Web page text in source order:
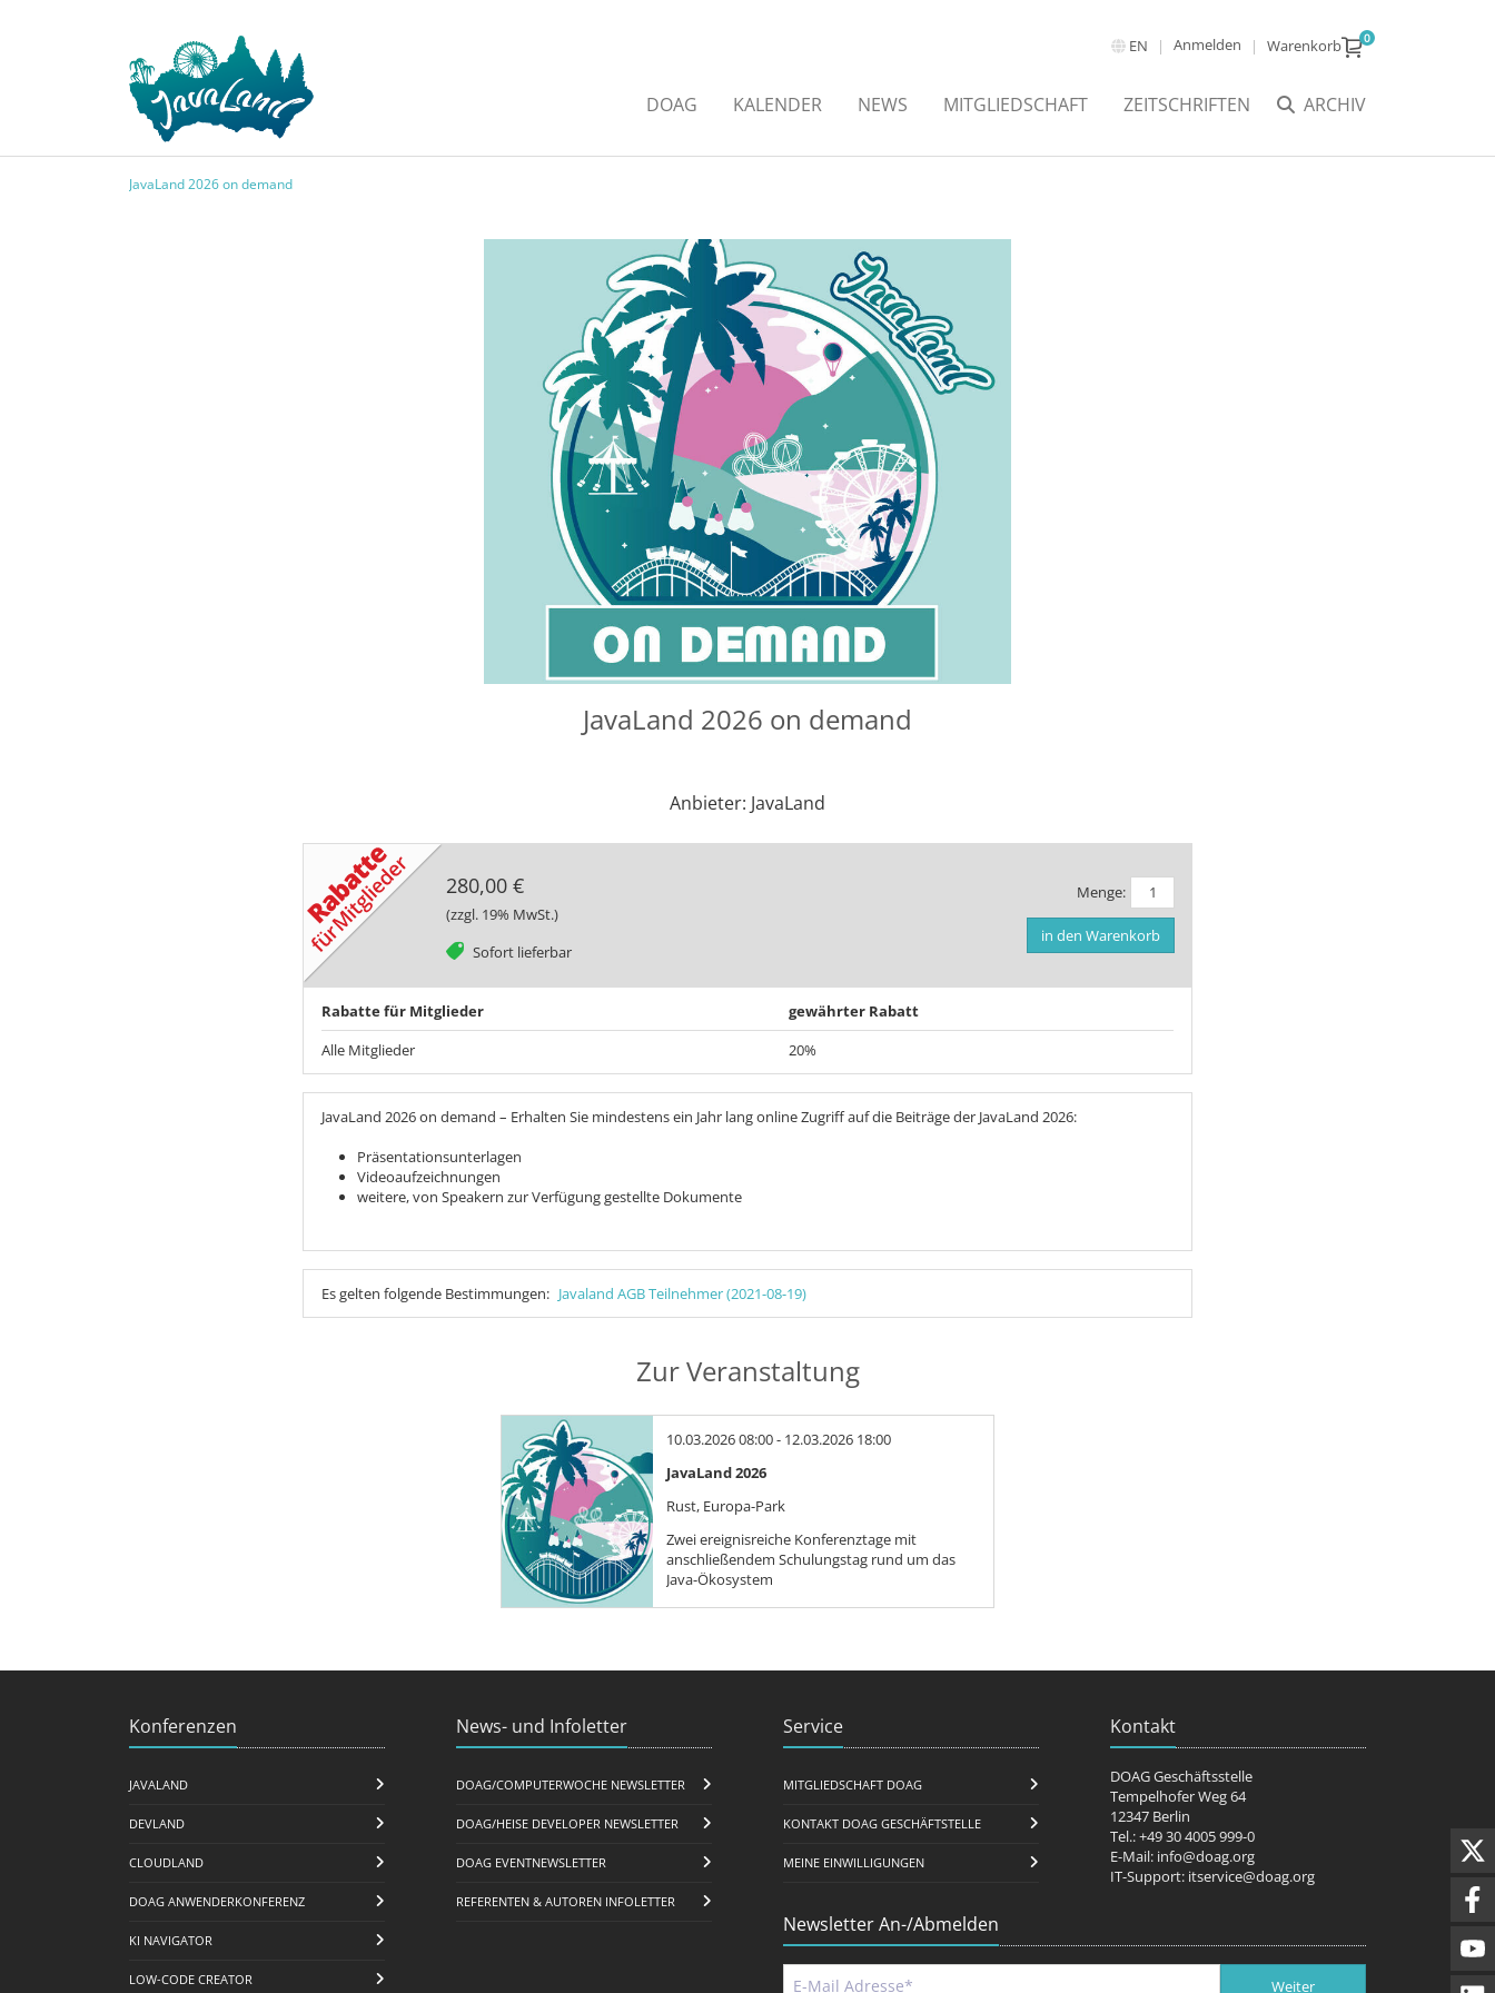
EN Anmelden Warenkorb 0
ARCHIV
DOAG KALENDER NEWS MITGLIEDSCHAFT ZEITSCHRIFTEN
JavaLand 2026 on demand
JavaLand 2026 on demand
Anbieter: JavaLand
280,00 €
(zzgl. 19% MwSt.)
Sofort lieferbar
tag
Menge:
in den Warenkorb
Rabatte für Mitglieder
gewährter Rabatt
Alle Mitglieder
20%
JavaLand 2026 on demand – Erhalten Sie mindestens ein Jahr lang online Zugriff auf die Beiträge der JavaLand 2026:
Präsentationsunterlagen
Videoaufzeichnungen
weitere, von Speakern zur Verfügung gestellte Dokumente
Es gelten folgende Bestimmungen: Javaland AGB Teilnehmer (2021-08-19)
Zur Veranstaltung
10.03.2026 08:00 - 12.03.2026 18:00
JavaLand 2026
Rust, Europa-Park
Zwei ereignisreiche Konferenztage mit
anschließendem Schulungstag rund um das
Java-Ökosystem
Konferenzen
JAVALAND
DEVLAND
CLOUDLAND
DOAG ANWENDERKONFERENZ
KI NAVIGATOR
LOW-CODE CREATOR
News- und Infoletter
DOAG/COMPUTERWOCHE NEWSLETTER
DOAG/HEISE DEVELOPER NEWSLETTER
DOAG EVENTNEWSLETTER
REFERENTEN & AUTOREN INFOLETTER
Service
MITGLIEDSCHAFT DOAG
KONTAKT DOAG GESCHÄFTSTELLE
MEINE EINWILLIGUNGEN
Kontakt
DOAG Geschäftsstelle
Tempelhofer Weg 64
12347 Berlin
Tel.: +49 30 4005 999-0
E-Mail: info@doag.org
IT-Support: itservice@doag.org
Newsletter An-/Abmelden
Weiter